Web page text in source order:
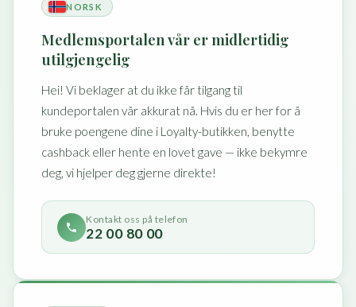
NORSK
Medlemsportalen vår er midlertidig
utilgjengelig
Hei! Vi beklager at du ikke får tilgang til
kundeportalen vår akkurat nå. Hvis du er her for å
bruke poengene dine i Loyalty-butikken, benytte
cashback eller hente en lovet gave — ikke bekymre
deg, vi hjelper deg gjerne direkte!
Kontakt oss på telefon
22 00 80 00